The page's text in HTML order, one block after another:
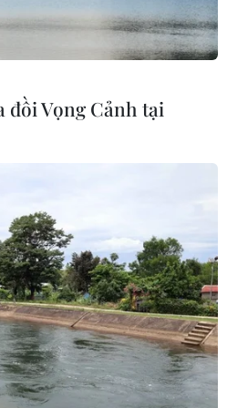
dư địa
thương
đồi Vọng Cảnh tại